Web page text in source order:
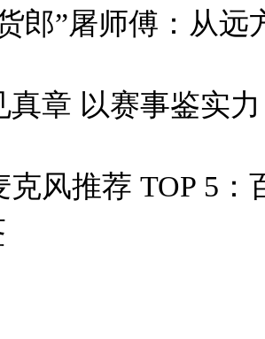
郎”屠师傅：从
真章 以赛事鉴实
克风推荐 TOP 5